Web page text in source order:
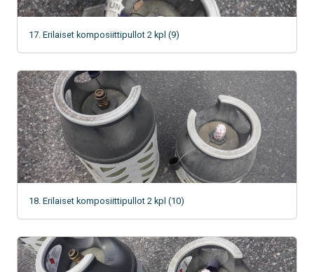
17. Erilaiset komposiittipullot 2 kpl (9)
18. Erilaiset komposiittipullot 2 kpl (10)